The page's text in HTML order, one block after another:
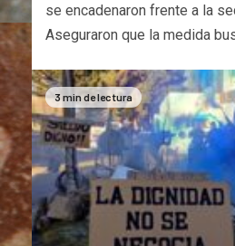
se encadenaron frente a la
Aseguraron que la medida
3 min de lectura